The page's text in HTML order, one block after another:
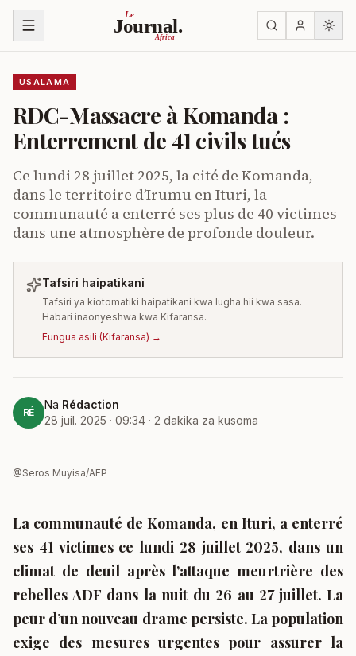
Ruka kwenye yaliyomo
Le
Journal.
Africa
USALAMA
RDC-Massacre à Komanda :
Enterrement de 41 civils tués
Ce lundi 28 juillet 2025, la cité de Komanda,
dans le territoire d’Irumu en Ituri, la
communauté a enterré ses plus de 40 victimes
dans une atmosphère de profonde douleur.
Tafsiri haipatikani
Tafsiri ya kiotomatiki haipatikani kwa lugha hii kwa sasa.
Habari inaonyeshwa kwa Kifaransa.
Fungua asili (Kifaransa) →
RÉ
Na Rédaction
28 juil. 2025 · 09:34 · 2 dakika za kusoma
@Seros Muyisa/AFP
La communauté de Komanda, en Ituri, a enterré
ses 41 victimes ce lundi 28 juillet 2025, dans un
climat de deuil après l’attaque meurtrière des
rebelles ADF dans la nuit du 26 au 27 juillet. La
peur d’un nouveau drame persiste. La population
exige des mesures urgentes pour assurer la